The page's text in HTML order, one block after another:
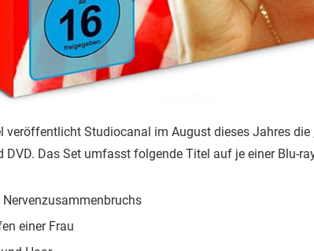
veröffentlicht Studiocanal im August dieses Jahres die
DVD. Das Set umfasst folgende Titel auf je einer Blu-
einer Frau